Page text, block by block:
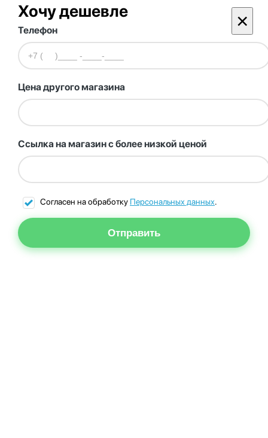
Хочу дешевле ×
Телефон
Цена другого магазина
Ссылка на магазин с более низкой ценой
Согласен на обработку Персональных данных.
Отправить